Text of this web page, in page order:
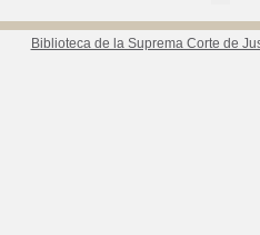
Biblioteca de la Suprema Corte de